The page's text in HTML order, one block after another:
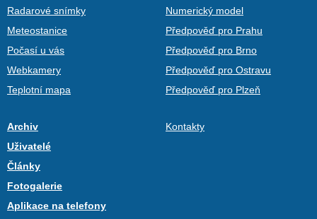
Radarové snímky
Meteostanice
Počasí u vás
Webkamery
Teplotní mapa
Numerický model
Předpověď pro Prahu
Předpověď pro Brno
Předpověď pro Ostravu
Předpověď pro Plzeň
Archiv
Uživatelé
Články
Fotogalerie
Aplikace na telefony
Kontakty